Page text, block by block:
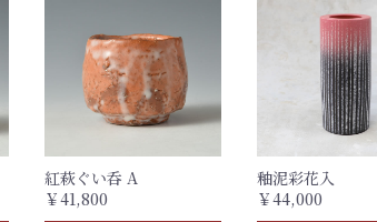
紅萩ぐい呑 A
￥41,800
釉泥彩花入
￥44,000